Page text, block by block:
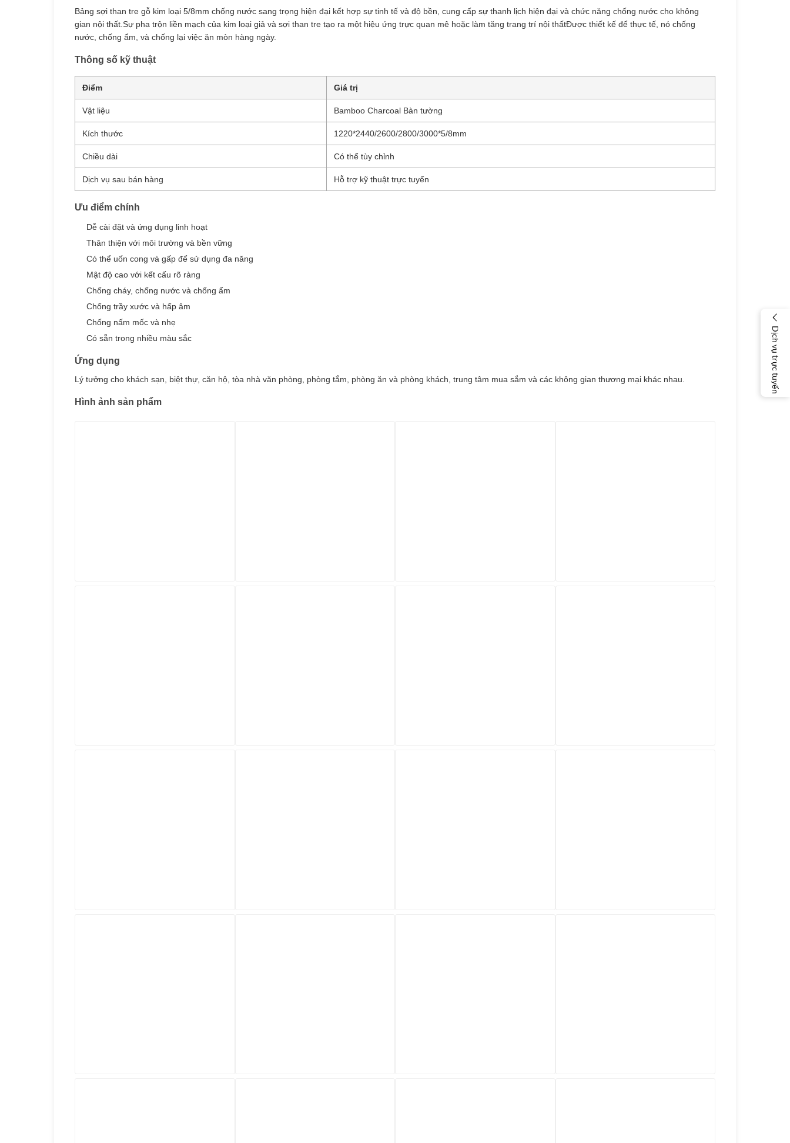
Dịch vụ trực tuyến
Bảng sợi than tre gỗ kim loại 5/8mm chống nước sang trọng hiện đại kết hợp sự tinh tế và độ bền, cung cấp sự thanh lịch hiện đại và chức năng chống nước cho không
gian nội thất.Sự pha trộn liền mạch của kim loại giả và sợi than tre tạo ra một hiệu ứng trực quan mê hoặc làm tăng trang trí nội thấtĐược thiết kế để thực tế, nó chống
nước, chống ẩm, và chống lại việc ăn mòn hàng ngày.
Thông số kỹ thuật
Điểm Giá trị
Vật liệu Bamboo Charcoal Bàn tường
Kích thước 1220*2440/2600/2800/3000*5/8mm
Chiều dài Có thể tùy chỉnh
Dịch vụ sau bán hàng Hỗ trợ kỹ thuật trực tuyến
Ưu điểm chính
Dễ cài đặt và ứng dụng linh hoạt
Thân thiện với môi trường và bền vững
Có thể uốn cong và gấp để sử dụng đa năng
Mật độ cao với kết cấu rõ ràng
Chống cháy, chống nước và chống ẩm
Chống trầy xước và hấp âm
Chống nấm mốc và nhẹ
Có sẵn trong nhiều màu sắc
Ứng dụng
Lý tưởng cho khách sạn, biệt thự, căn hộ, tòa nhà văn phòng, phòng tắm, phòng ăn và phòng khách, trung tâm mua sắm và các không gian thương mại khác nhau.
Hình ảnh sản phẩm